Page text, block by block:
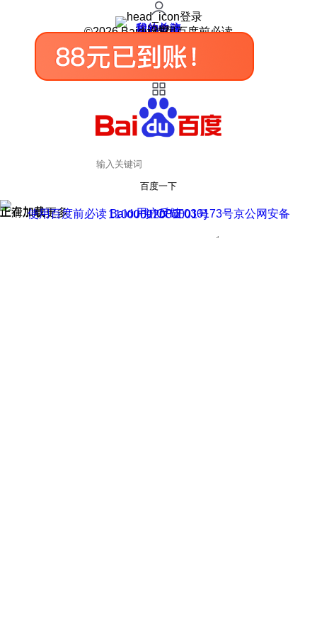
登录
我的关注
我的收藏
皮肤中心
用户反馈
设置
©2026 Baidu 使用百度前必读
百度一下
正在加载
上滑加载更多 用户反馈
使用百度前必读 Baidu 京ICP证030173号
京公网安备11000002000001号